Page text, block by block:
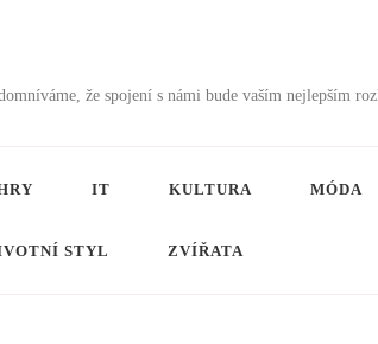
že spojení s námi bude vaším nejlepším
IT KULTURA MÓDA
STYL ZVÍŘATA